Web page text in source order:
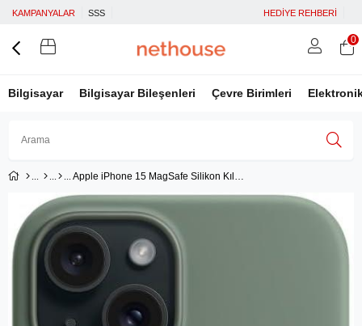
KAMPANYALAR SSS HEDİYE REHBERİ
Bilgisayar Bilgisayar Bileşenleri Çevre Birimleri
Üye Girişi
0
Apple iPhone 15 MagSafe Silikon Kılıf Selvi - MT0X3ZM/A